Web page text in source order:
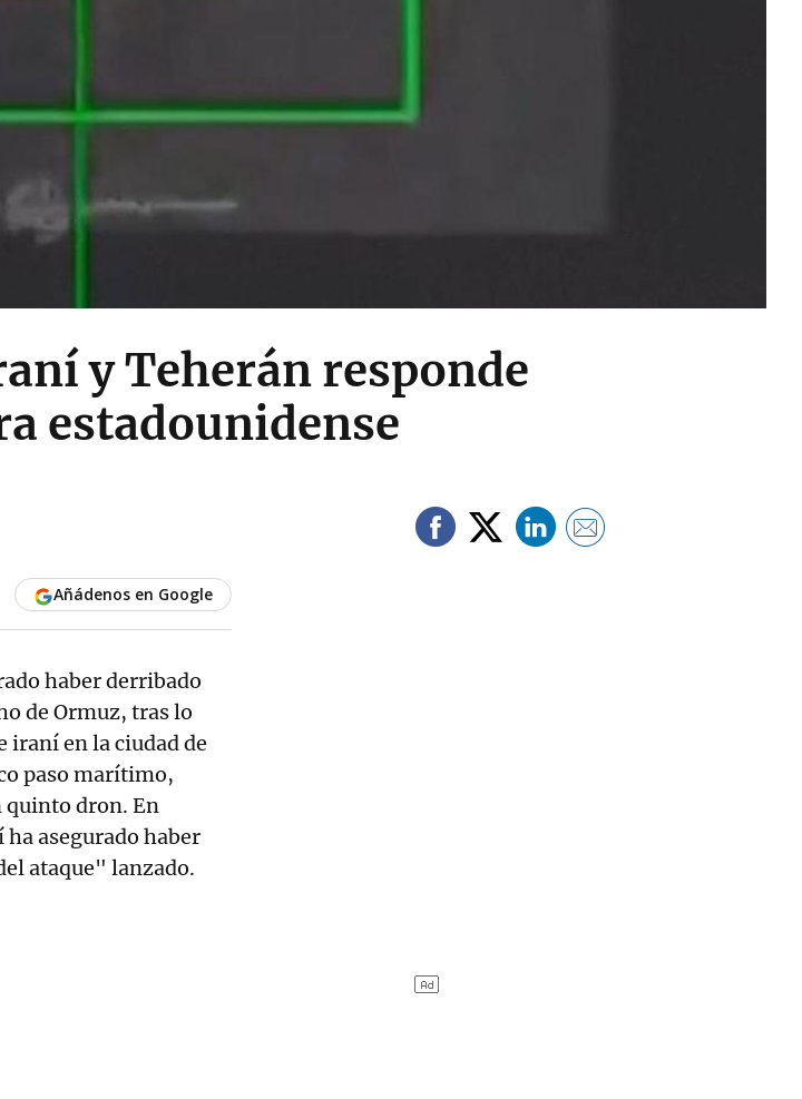
y Teherán responde
estadounidense
Añádenos en Google
haber derribado
de Ormuz, tras lo
iraní en la ciudad de
paso marítimo,
quinto dron. En
asegurado haber
ataque" lanzado.